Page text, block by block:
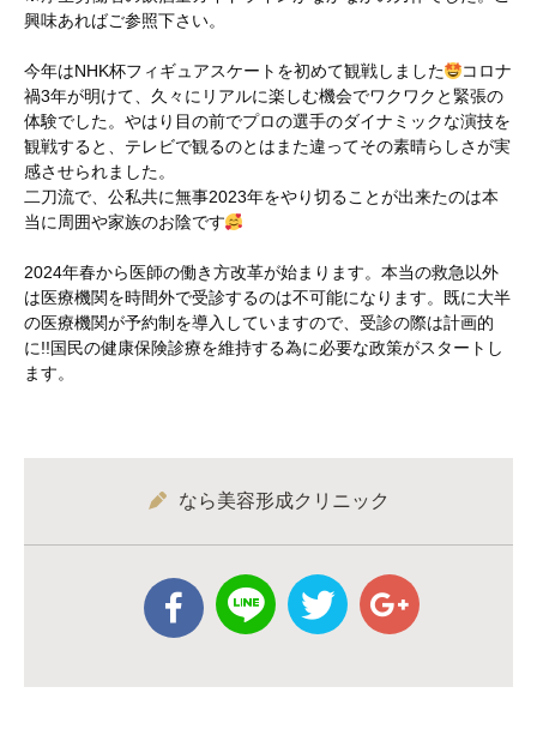
興味あればご参照下さい。
今年はNHK杯フィギュアスケートを初めて観戦しました
コロナ
禍3年が明けて、久々にリアルに楽しむ機会でワクワクと緊張の
体験でした。やはり目の前でプロの選手のダイナミックな演技を
観戦すると、テレビで観るのとはまた違ってその素晴らしさが実
感させられました。
二刀流で、公私共に無事2023年をやり切ることが出来たのは本
当に周囲や家族のお陰です
2024年春から医師の働き方改革が始まります。本当の救急以外
は医療機関を時間外で受診するのは不可能になります。既に大半
の医療機関が予約制を導入していますので、受診の際は計画的
に!!国民の健康保険診療を維持する為に必要な政策がスタートし
ます。
なら美容形成クリニック